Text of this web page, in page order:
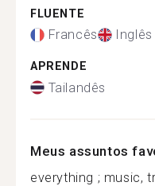
FLUENTE
Francês Inglês
APRENDE
Tailandês
Meus assuntos
everything ; music,